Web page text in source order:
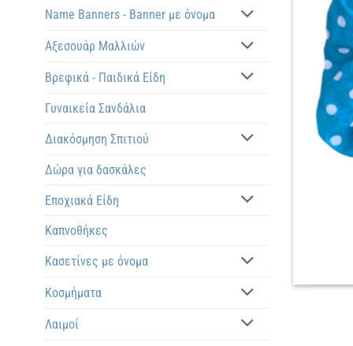
Name Banners - Banner με όνομα
Αξεσουάρ Μαλλιών
Βρεφικά - Παιδικά Είδη
Γυναικεία Σανδάλια
Διακόσμηση Σπιτιού
Δώρα για δασκάλες
Εποχιακά Είδη
Καπνοθήκες
Κασετίνες με όνομα
Κοσμήματα
Λαιμοί